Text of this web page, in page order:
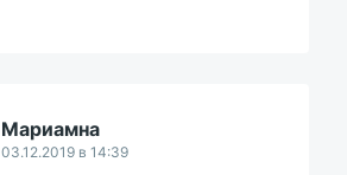
Мариамна
03.12.2019 в 14:39